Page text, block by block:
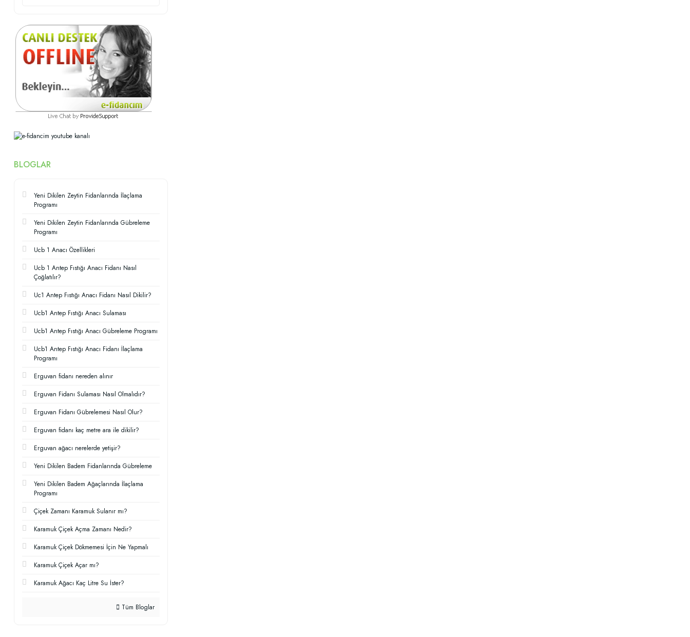
BLOGLAR
Yeni Dikilen Zeytin Fidanlarında İlaçlama
Programı
Yeni Dikilen Zeytin Fidanlarında Gübreleme
Programı
Ucb 1 Anacı Özellikleri
Ucb 1 Antep Fıstığı Anacı Fidanı Nasıl
Çoğlatılır?
Uc1 Antep Fıstığı Anacı Fidanı Nasıl Dikilir?
Ucb1 Antep Fıstığı Anacı Sulaması
Ucb1 Antep Fıstığı Anacı Gübreleme Programı
Ucb1 Antep Fıstığı Anacı Fidanı İlaçlama
Programı
Erguvan fidanı nereden alınır
Erguvan Fidanı Sulaması Nasıl Olmalıdır?
Erguvan Fidanı Gübrelemesi Nasıl Olur?
Erguvan fidanı kaç metre ara ile dikilir?
Erguvan ağacı nerelerde yetişir?
Yeni Dikilen Badem Fidanlarında Gübreleme
Yeni Dikilen Badem Ağaçlarında İlaçlama
Programı
Çiçek Zamanı Karamuk Sulanır mı?
Karamuk Çiçek Açma Zamanı Nedir?
Karamuk Çiçek Dökmemesi İçin Ne Yapmalı
Karamuk Çiçek Açar mı?
Karamuk Ağacı Kaç Litre Su İster?
Tüm Bloglar